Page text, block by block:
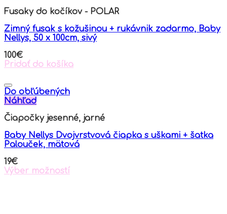
The
may
be
chosen
on
the
page
Fusaky do kočíkov - POLAR
Zimný fusak s kožušinou + rukávnik zadarmo, Baby
Nellys, 50 x 100cm, sivý
100€
Pridať do košíka
Do obľúbených
Náhľad
Čiapočky jesenné, jarné
Baby Nellys Dvojvrstvová čiapka s uškami + šatka
Palouček, mätová
19€
Výber možností